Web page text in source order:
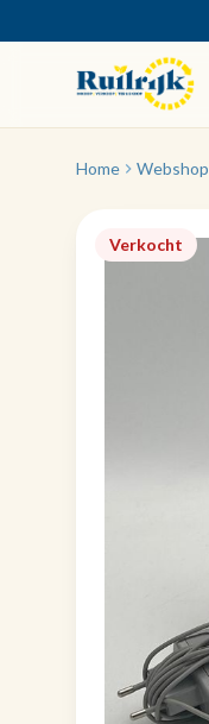
Home Webshop
Verkocht